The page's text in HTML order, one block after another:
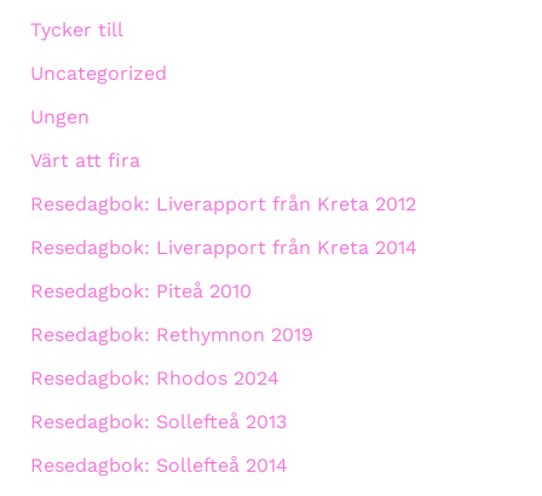
Tycker till
Uncategorized
Ungen
Värt att fira
Resedagbok: Liverapport från Kreta 2012
Resedagbok: Liverapport från Kreta 2014
Resedagbok: Piteå 2010
Resedagbok: Rethymnon 2019
Resedagbok: Rhodos 2024
Resedagbok: Sollefteå 2013
Resedagbok: Sollefteå 2014